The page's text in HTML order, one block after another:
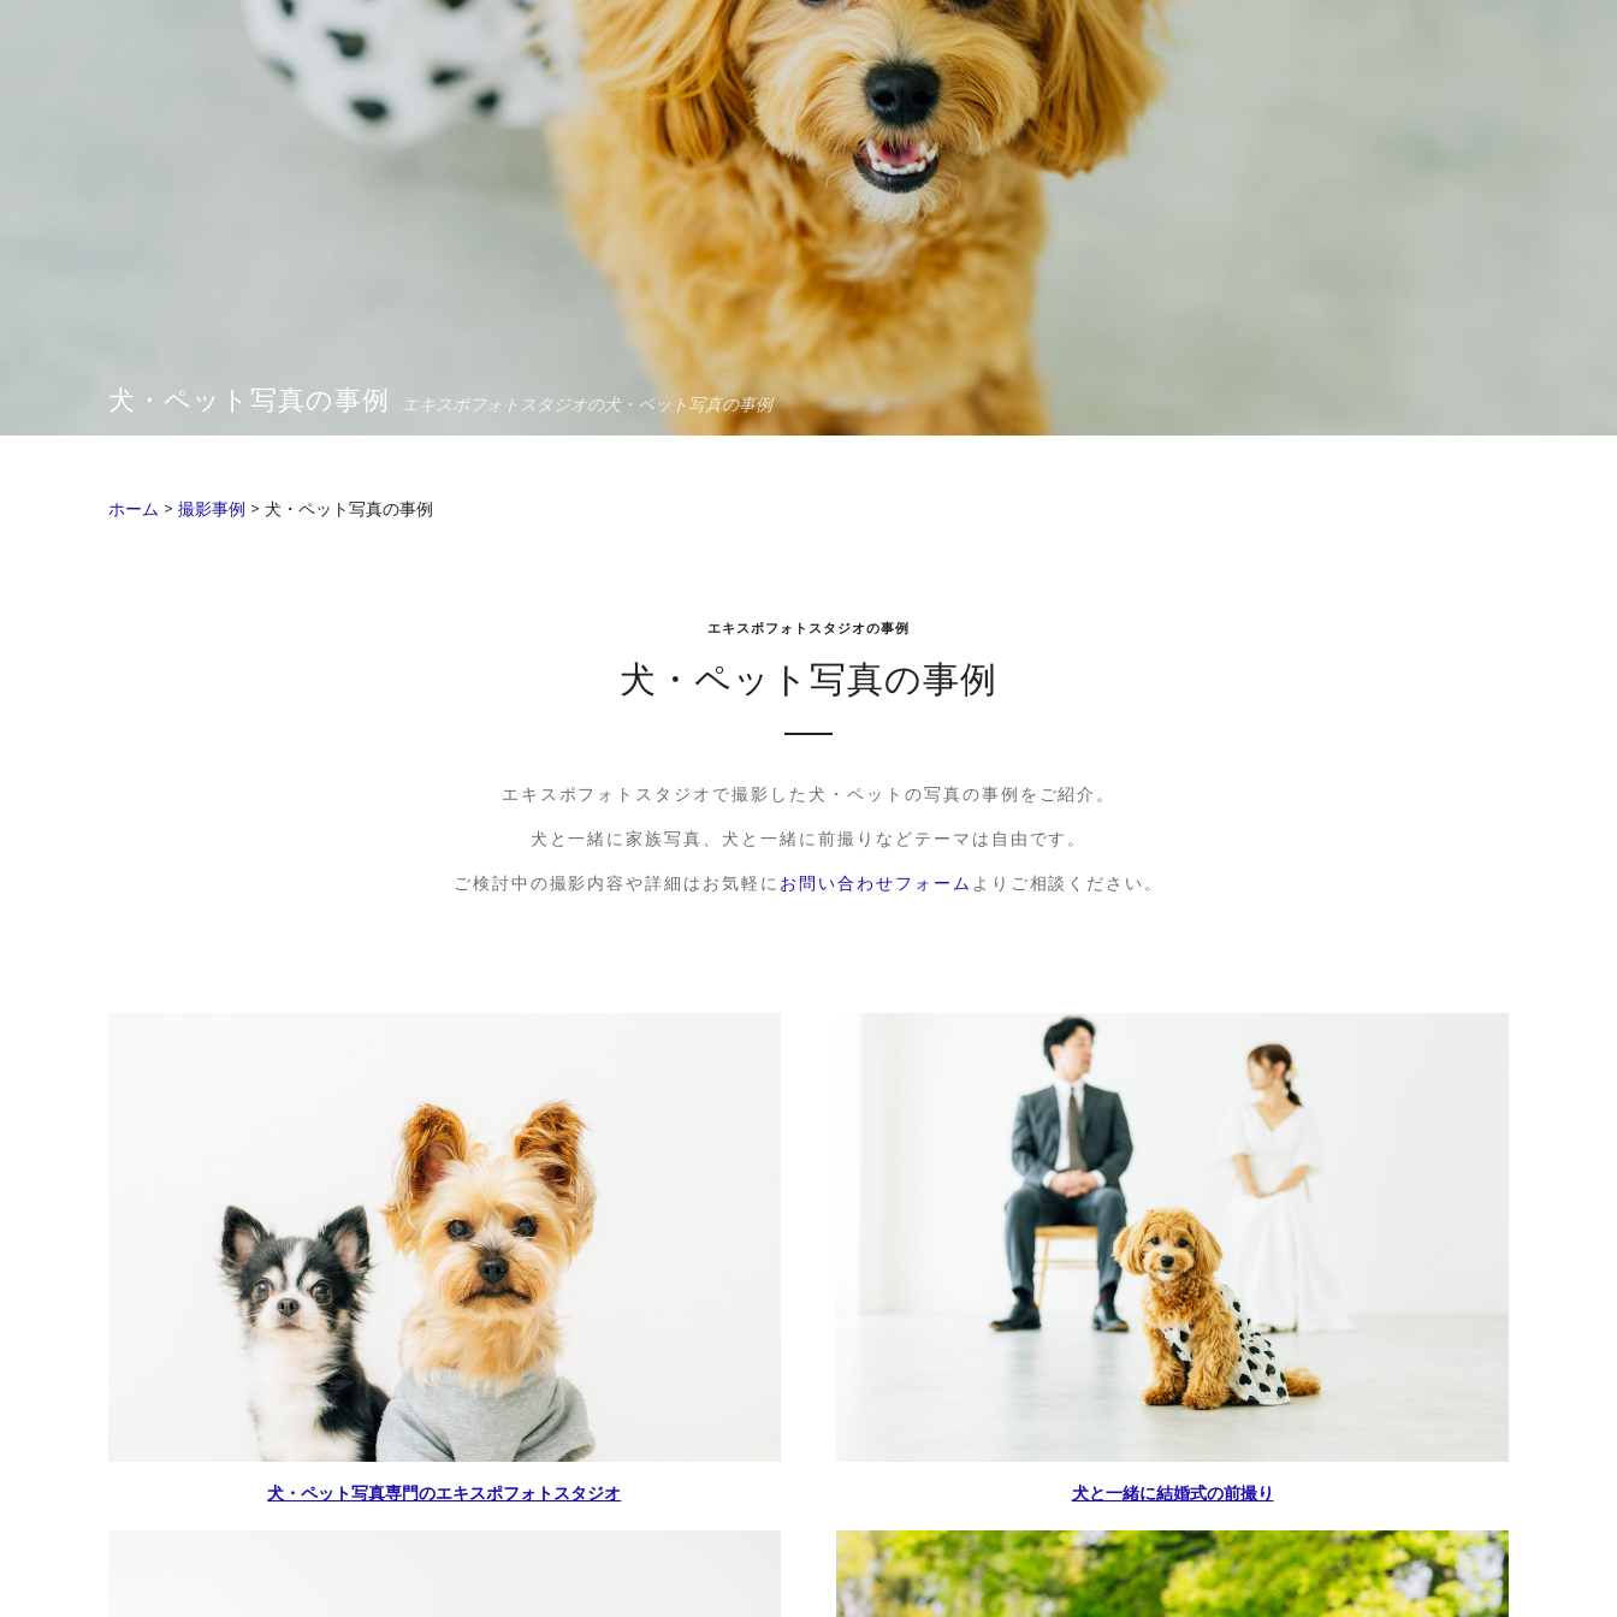
犬・ペット写真の事例 エキスポフォトスタジオの犬・ペット写真の事例
ホーム > 撮影事例 > 犬・ペット写真の事例
エキスポフォトスタジオの事例
犬・ペット写真の事例
エキスポフォトスタジオで撮影した犬・ペットの写真の事例をご紹介。
犬と一緒に家族写真、犬と一緒に前撮りなどテーマは自由です。
ご検討中の撮影内容や詳細はお気軽に お問い合わせフォーム よりご相談ください。
犬・ペット写真専門のエキスポフォトスタジオ 犬と一緒に結婚式の前撮り